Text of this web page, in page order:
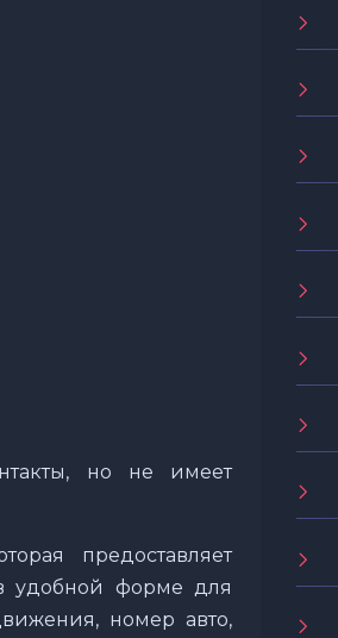
но не имеет
предоставляет
удобной форме для
номер авто,